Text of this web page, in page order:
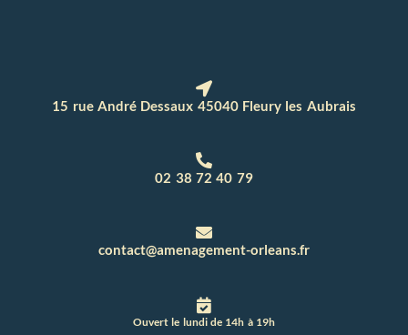
15 rue André Dessaux 45040 Fleury les Aubrais
02 38 72 40 79
contact@amenagement-orleans.fr
Ouvert le lundi de 14h à 19h